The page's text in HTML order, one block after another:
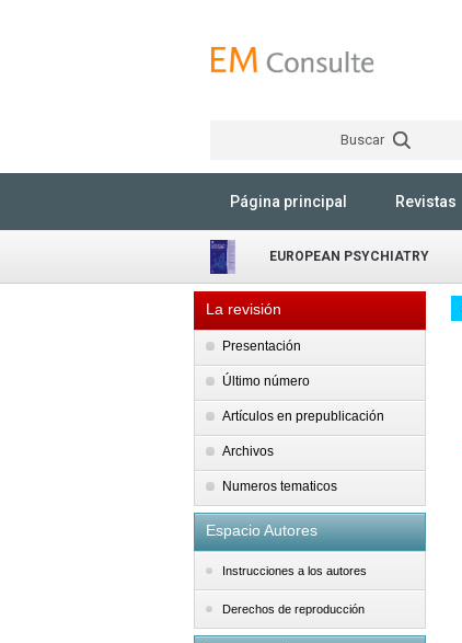
Buscar
Página principal Revistas
EUROPEAN PSYCHIATRY
La revisión
Presentación
Último número
Artículos en prepublicación
Archivos
Numeros tematicos
Espacio Autores
Instrucciones a los autores
Derechos de reproducción